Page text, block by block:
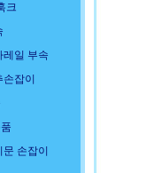
크
레일 부속
잡이
손잡이